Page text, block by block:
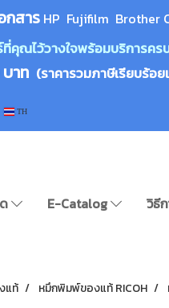
กสาร HP Fujifilm Brother
คุณไว้วางใจพร้อมบริการคร
าท (ราคารวมภาษีเรียบร้อ
TH
E-Catalog วิธี
แท้ หมึกพิมพ์ของแท้ RICOH